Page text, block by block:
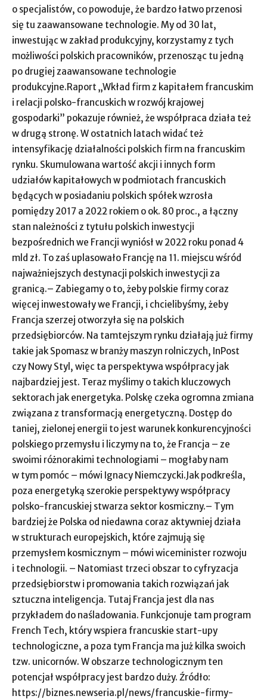
o specjalistów, co powoduje, że bardzo łatwo przenosi
się tu zaawansowane technologie. My od 30 lat,
inwestując w zakład produkcyjny, korzystamy z tych
możliwości polskich pracowników, przenosząc tu jedną
po drugiej zaawansowane technologie
produkcyjne.Raport „Wkład firm z kapitałem francuskim
i relacji polsko-francuskich w rozwój krajowej
gospodarki” pokazuje również, że współpraca działa też
w drugą stronę. W ostatnich latach widać też
intensyfikację działalności polskich firm na francuskim
rynku. Skumulowana wartość akcji i innych form
udziałów kapitałowych w podmiotach francuskich
będących w posiadaniu polskich spółek wzrosła
pomiędzy 2017 a 2022 rokiem o ok. 80 proc., a łączny
stan należności z tytułu polskich inwestycji
bezpośrednich we Francji wyniósł w 2022 roku ponad 4
mld zł. To zaś uplasowało Francję na 11. miejscu wśród
najważniejszych destynacji polskich inwestycji za
granicą.– Zabiegamy o to, żeby polskie firmy coraz
więcej inwestowały we Francji, i chcielibyśmy, żeby
Francja szerzej otworzyła się na polskich
przedsiębiorców. Na tamtejszym rynku działają już firmy
takie jak Spomasz w branży maszyn rolniczych, InPost
czy Nowy Styl, więc ta perspektywa współpracy jak
najbardziej jest. Teraz myślimy o takich kluczowych
sektorach jak energetyka. Polskę czeka ogromna zmiana
związana z transformacją energetyczną. Dostęp do
taniej, zielonej energii to jest warunek konkurencyjności
polskiego przemysłu i liczymy na to, że Francja – ze
swoimi różnorakimi technologiami – mogłaby nam
w tym pomóc – mówi Ignacy Niemczycki.Jak podkreśla,
poza energetyką szerokie perspektywy współpracy
polsko-francuskiej stwarza sektor kosmiczny.– Tym
bardziej że Polska od niedawna coraz aktywniej działa
w strukturach europejskich, które zajmują się
przemysłem kosmicznym – mówi wiceminister rozwoju
i technologii. – Natomiast trzeci obszar to cyfryzacja
przedsiębiorstw i promowania takich rozwiązań jak
sztuczna inteligencja. Tutaj Francja jest dla nas
przykładem do naśladowania. Funkcjonuje tam program
French Tech, który wspiera francuskie start-upy
technologiczne, a poza tym Francja ma już kilka swoich
tzw. unicornów. W obszarze technologicznym ten
potencjał współpracy jest bardzo duży. Źródło:
https://biznes.newseria.pl/news/francuskie-firmy-